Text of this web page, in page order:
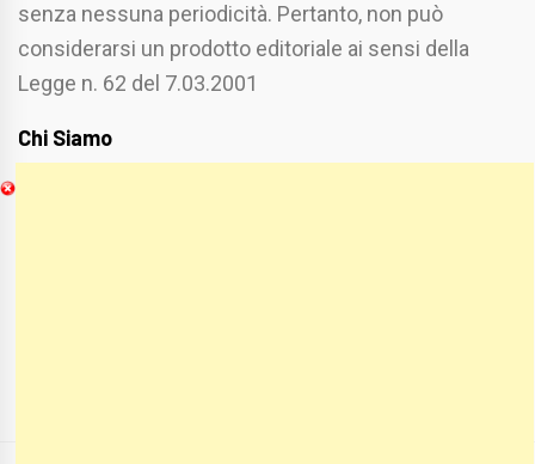
senza nessuna periodicità. Pertanto, non può
considerarsi un prodotto editoriale ai sensi della
Legge n. 62 del 7.03.2001
Chi Siamo